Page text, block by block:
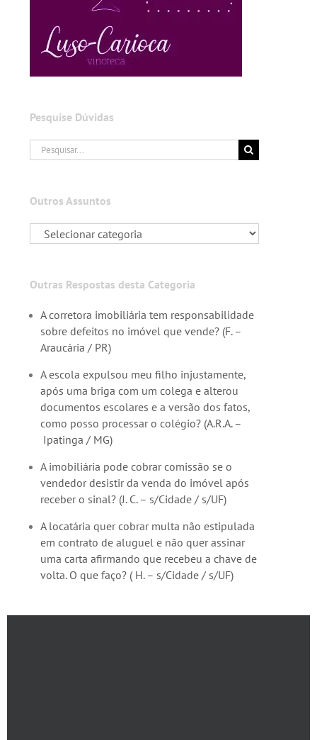
Pesquise Dúvidas
Buscar
resultados
Outros Assuntos
Outras Respostas desta Categoria
A corretora imobiliária tem responsabilidade
sobre defeitos no imóvel que vende? (F. –
Araucária / PR)
A escola expulsou meu filho injustamente,
após uma briga com um colega e alterou
documentos escolares e a versão dos fatos,
como posso processar o colégio? (A.R.A. –
Ipatinga / MG)
A imobiliária pode cobrar comissão se o
vendedor desistir da venda do imóvel após
receber o sinal? (J. C. – s/Cidade / s/UF)
A locatária quer cobrar multa não estipulada
em contrato de aluguel e não quer assinar
uma carta afirmando que recebeu a chave de
volta. O que faço? ( H. – s/Cidade / s/UF)